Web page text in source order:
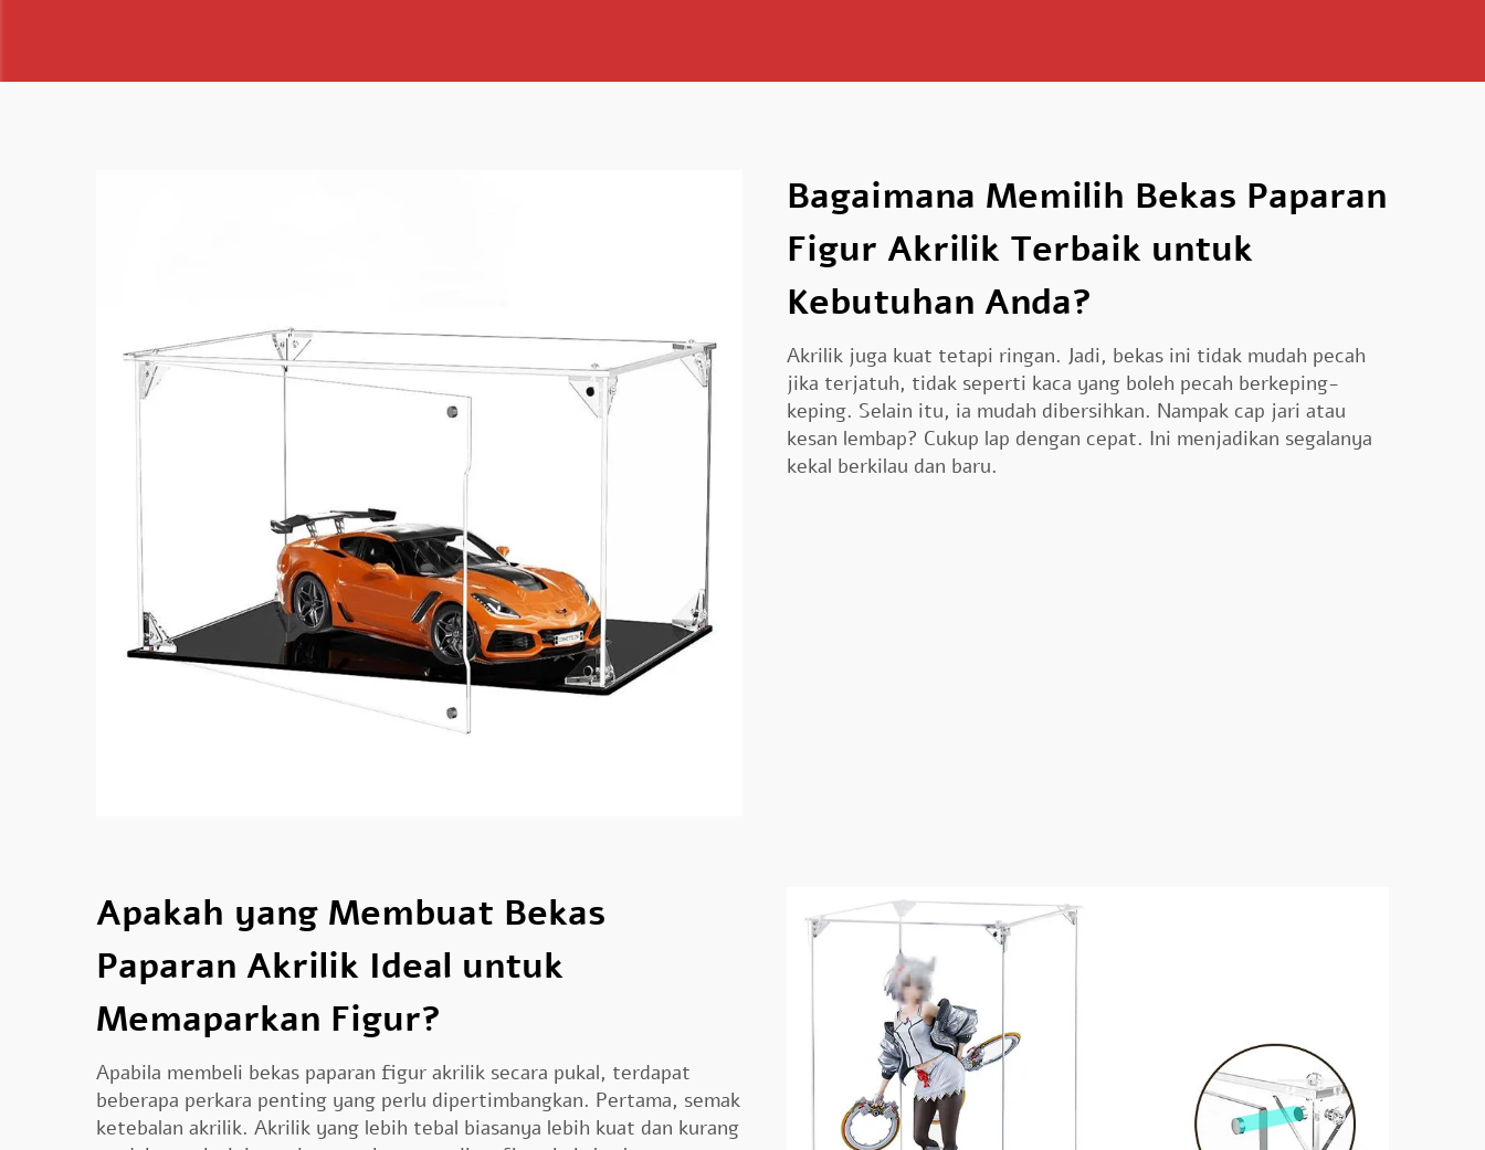
Bagaimana Memilih Bekas Paparan
Figur Akrilik Terbaik untuk
Kebutuhan Anda?
Akrilik juga kuat tetapi ringan. Jadi, bekas ini tidak mudah pecah
jika terjatuh, tidak seperti kaca yang boleh pecah berkeping-
keping. Selain itu, ia mudah dibersihkan. Nampak cap jari atau
kesan lembap? Cukup lap dengan cepat. Ini menjadikan segalanya
kekal berkilau dan baru.
Apakah yang Membuat Bekas
Paparan Akrilik Ideal untuk
Memaparkan Figur?
Apabila membeli bekas paparan figur akrilik secara pukal, terdapat
beberapa perkara penting yang perlu dipertimbangkan. Pertama, semak
ketebalan akrilik. Akrilik yang lebih tebal biasanya lebih kuat dan kurang